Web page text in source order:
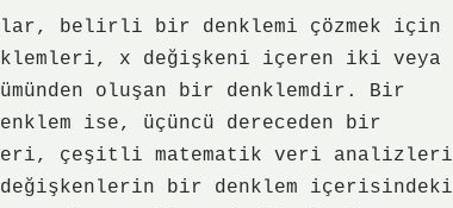
belirli bir denklemi çözmek için
x değişkeni içeren iki veya
oluşan bir denklemdir. Bir
ise, üçüncü dereceden bir
çeşitli matematik veri analizleri
bir denklem içerisindeki